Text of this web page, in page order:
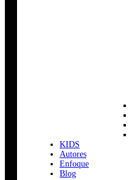
KIDS
Autores
Enfoque
Blog